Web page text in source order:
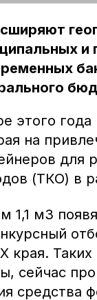
и
этого
на
для
(ТКО) в
1,1 м3
края.
сейчас
средства